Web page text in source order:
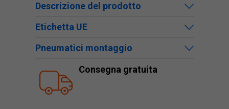
Descrizione del prodotto
Etichetta UE
Pneumatici montaggio
Consegna gratuita